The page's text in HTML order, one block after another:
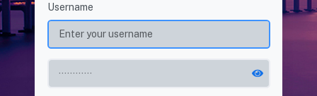
Username